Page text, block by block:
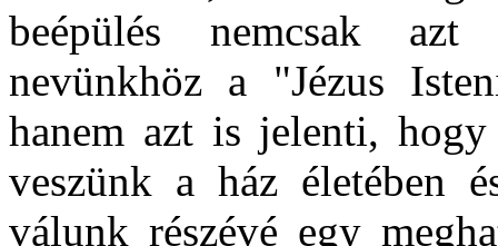
beépülés nemcsak
nevünkhöz a "Jézus
hanem azt is jelenti,
veszünk a ház életében
válunk részévé egy